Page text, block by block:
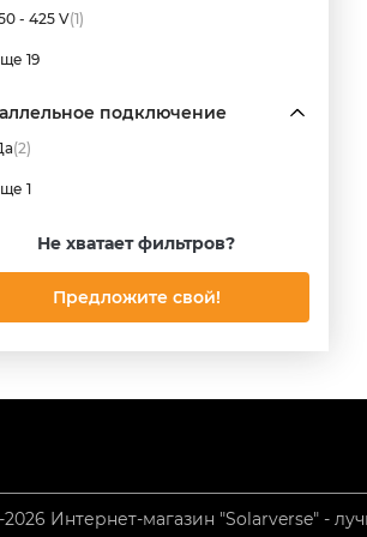
- 425 V(1)
19
подключение
(2)
1
Не хватает фильтров?
Предложите свой!
2026 Интернет-магазин "Solarverse" -